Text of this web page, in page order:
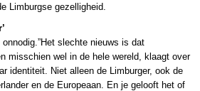
Limburgse gezelligheid.
slechte nieuws is dat
misschien wel in de hele wereld, klaagt over
identiteit. Niet alleen de Limburger, ook de
en de Europeaan. En je gelooft het of